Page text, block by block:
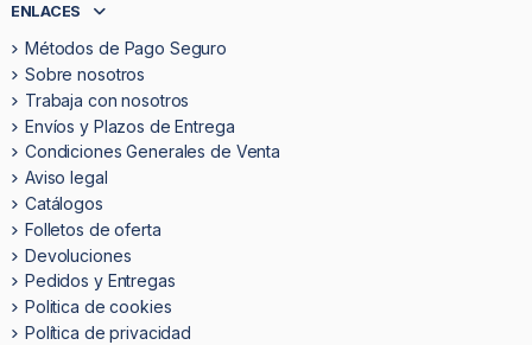
ENLACES
Métodos de Pago Seguro
Sobre nosotros
Trabaja con nosotros
Envíos y Plazos de Entrega
Condiciones Generales de Venta
Aviso legal
Catálogos
Folletos de oferta
Devoluciones
Pedidos y Entregas
Politica de cookies
Política de privacidad